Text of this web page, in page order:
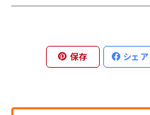
保存 シェア